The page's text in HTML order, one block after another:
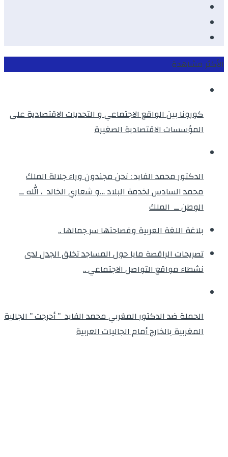
الأكثر مشاهدة
كورونا بين الواقع الاجتماعي و التحديات الاقتصادية على
المؤسسات الاقتصادية الصغيرة
الدكتور محمد الفايد : نحن مجندون وراء جلالة الملك
محمد السادس لخدمة البلاد …و شعاري الخالد ، الله ــ
الوطن ــ الملك
بلاغة اللغة العربية وفصاحتها سر جمالها ..
تصريحات الراقصة مايا حول المساجد تخلق الجدل لدى
نشطاء مواقع التواصل الاجتماعي ..
الحملة ضد الدكتور المغربي محمد الفايد ” أحرجت ” الجالية
المغربية بالخارج أمام الجاليات العربية